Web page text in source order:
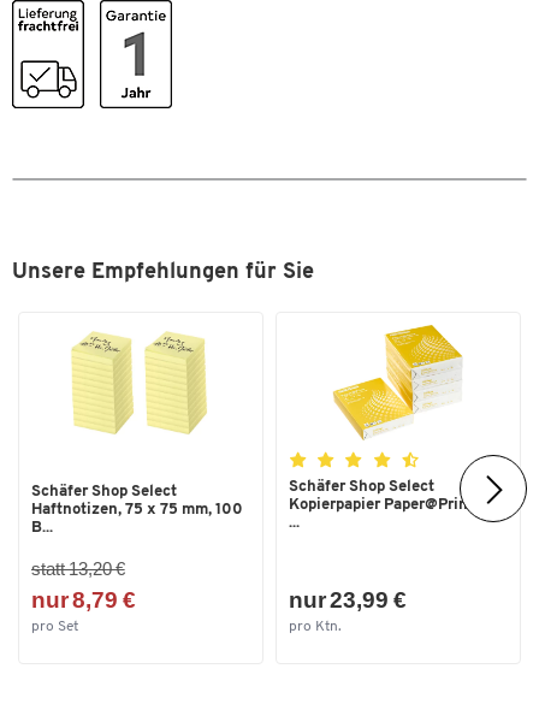
Norm: EN 166
Mikrofaserbeutel inklusive
Scheibenkennzeichnung: 2C-1.2 3M 1 BT
Unsere Empfehlungen für Sie
Schäfer Shop Select
Haftnotizen, 75 x 75 mm, 100
B...
statt 13,20 €
nur 8,79 €
pro Set
Schäfer Shop Select
Kopierpapier Paper@Print, DIN
...
nur 23,99 €
pro Ktn.